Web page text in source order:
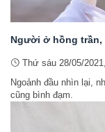
Người ở hồng trần,
Thứ sáu 28/05/
Ngoảnh đầu nhìn lại,
cũng bình đạm.